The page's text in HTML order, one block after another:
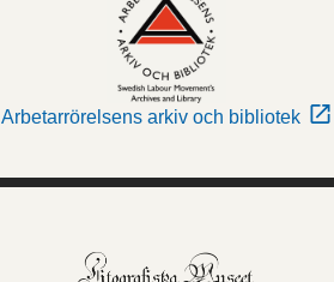
Arbetarrörelsens arkiv och bibliotek